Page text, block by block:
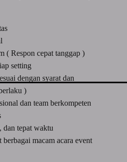
( Respon cepat tanggap )
setting
dengan syarat dan
)
dan team berkompeten
dan tepat waktu
berbagai macam acara event